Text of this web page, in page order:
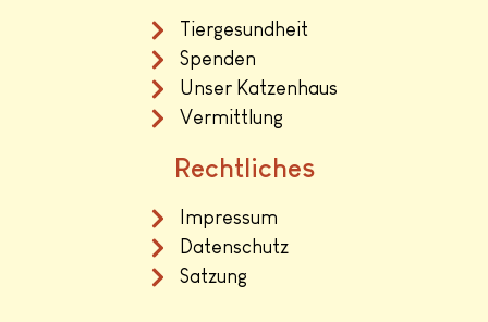
Tiergesundheit
Spenden
Unser Katzenhaus
Vermittlung
Rechtliches
Impressum
Datenschutz
Satzung